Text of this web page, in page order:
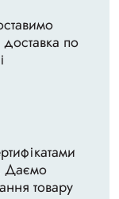
по
Даємо
товару